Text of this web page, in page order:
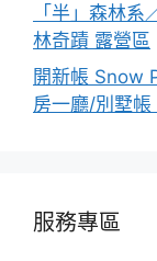
「半」森林
林奇蹟 露營區
開新帳 Snow
房一廳/別墅
服務專區